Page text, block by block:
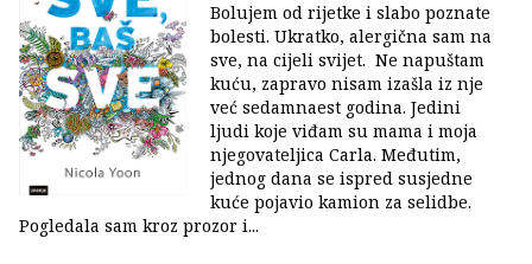
Bolujem od rijetke i slabo poznate
bolesti. Ukratko, alergična sam na
sve, na cijeli svijet. Ne napuštam
kuću, zapravo nisam izašla iz nje
već sedamnaest godina. Jedini
ljudi koje viđam su mama i moja
njegovateljica Carla. Međutim,
jednog dana se ispred susjedne
kuće pojavio kamion za selidbe.
Pogledala sam kroz prozor i...